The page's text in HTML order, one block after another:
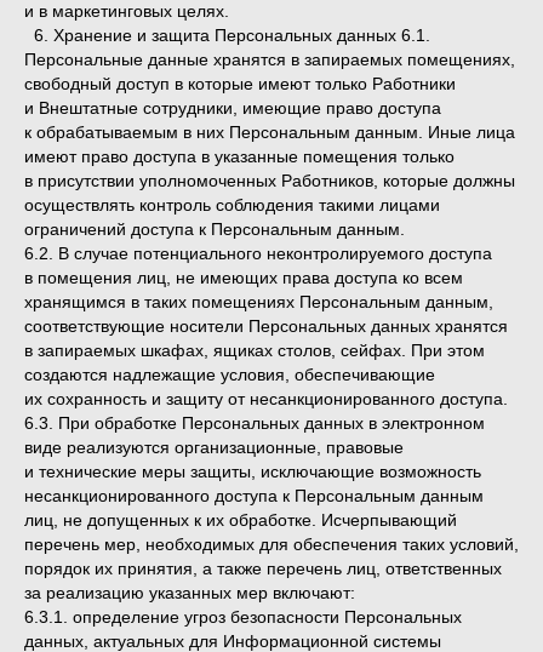
и в маркетинговых целях.
6. Хранение и защита Персональных данных 6.1.
Персональные данные хранятся в запираемых помещениях,
свободный доступ в которые имеют только Работники
и Внештатные сотрудники, имеющие право доступа
к обрабатываемым в них Персональным данным. Иные лица
имеют право доступа в указанные помещения только
в присутствии уполномоченных Работников, которые должны
осуществлять контроль соблюдения такими лицами
ограничений доступа к Персональным данным.
6.2. В случае потенциального неконтролируемого доступа
в помещения лиц, не имеющих права доступа ко всем
хранящимся в таких помещениях Персональным данным,
соответствующие носители Персональных данных хранятся
в запираемых шкафах, ящиках столов, сейфах. При этом
создаются надлежащие условия, обеспечивающие
их сохранность и защиту от несанкционированного доступа.
6.3. При обработке Персональных данных в электронном
виде реализуются организационные, правовые
и технические меры защиты, исключающие возможность
несанкционированного доступа к Персональным данным
лиц, не допущенных к их обработке. Исчерпывающий
перечень мер, необходимых для обеспечения таких условий,
порядок их принятия, а также перечень лиц, ответственных
за реализацию указанных мер включают:
6.3.1. определение угроз безопасности Персональных
данных, актуальных для Информационной системы